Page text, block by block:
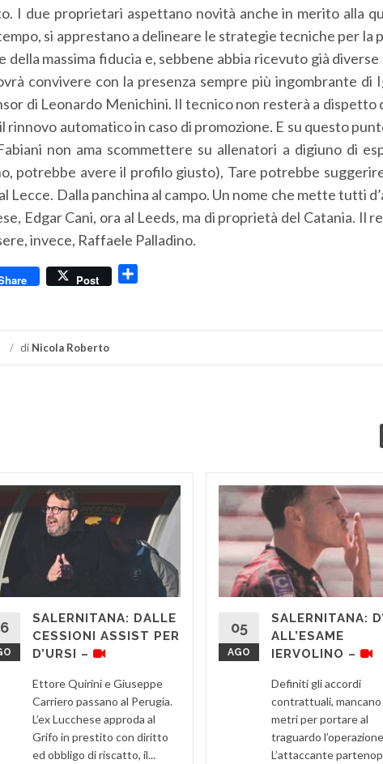
I due proprietari aspettano novità anche in merito alla
si apprestano a delineare le strategie tecniche per la
della massima fiducia e, sebbene abbia ricevuto già
convivere con la presenza sempre più ingombrante di
di Leonardo Menichini. Il tecnico non resterà a dispetto
automatico in caso di promozione. E su questo
non ama scommettere su allenatori a digiuno di
potrebbe avere il profilo giusto), Tare potrebbe
Lecce. Dalla panchina al campo. Un nome che mette tutti
Edgar Cani, ora al Leeds, ma di proprietà del Catania. Il
invece, Raffaele Palladino.
Post
/ di Nicola Roberto
SALERNITANA: DALLE
CESSIONI ASSIST PER
D’URSI –
Ettore Quirini e Giuseppe
Carriero passano al Perugia.
L’ex Lucchese approda al
Grifo in prestito con diritto
ed obbligo di riscatto, il...
05
AGO
SALERNITANA:
ALL’ESAME
IERVOLINO –
Definiti gli accordi
contrattuali,
metri per portare al
traguardo
L’attaccante